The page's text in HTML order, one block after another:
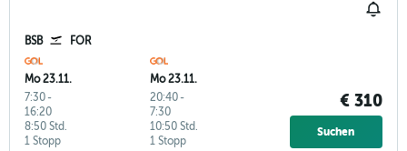
BSB FOR
Mo 23.11.
7:30-
16:20
1 Stopp
8:50 Std.
Mo 23.11.
20:40-
7:30
1 Stopp
10:50 Std.
€ 310
Suchen